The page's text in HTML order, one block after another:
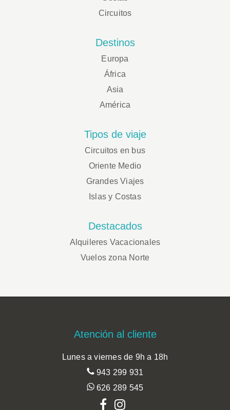
Circuitos
Destinos
Europa
África
Asia
América
Tipos de viaje
Circuitos en bus
Oriente Medio
Grandes Viajes
Islas y Costas
Destacados
Alquileres Vacacionales
Vuelos zona Norte
Atención al cliente
Lunes a viernes de 9h a 18h
943 299 931
626 289 545